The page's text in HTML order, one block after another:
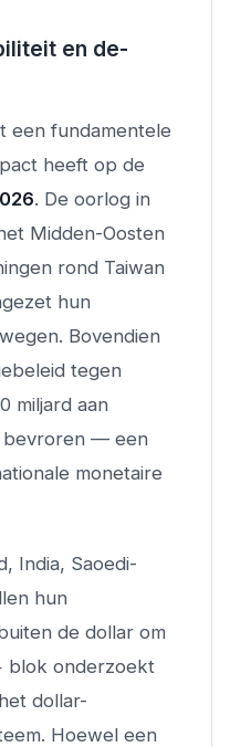
en de-
een fundamentele
heeft op de
. De oorlog in
Midden-Oosten
rond Taiwan
hun
Bovendien
tegen
miljard aan
bevroren — een
monetaire
India, Saoedi-
hun
de dollar om
blok onderzoekt
dollar-
Hoewel een